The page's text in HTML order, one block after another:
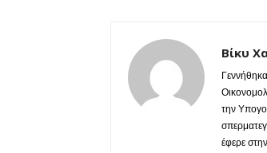
Βίκυ
την
έφερε